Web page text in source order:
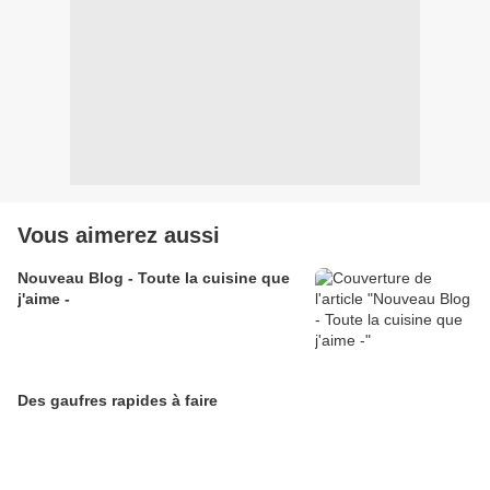
Vous aimerez aussi
Nouveau Blog - Toute la cuisine que
j'aime -
Des gaufres rapides à faire